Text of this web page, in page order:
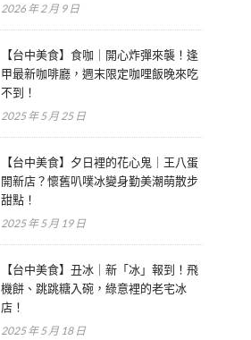
2026 年 2 月 9 日
【台中美食】食咖｜開心炸彈來襲！逢
甲最新咖啡廳，週末限定咖哩飯晚來吃
不到！
2025 年 5 月 25 日
【台中美食】夕日裡的花心鬼｜王八蛋
開新店？懷舊叭噗冰變身勤美潮萌散步
甜點！
2025 年 5 月 19 日
【台中美食】丑冰｜新「冰」報到！飛
機餅、跳跳糖入碗，綠意裡的老宅冰
店！
2025 年 5 月 18 日